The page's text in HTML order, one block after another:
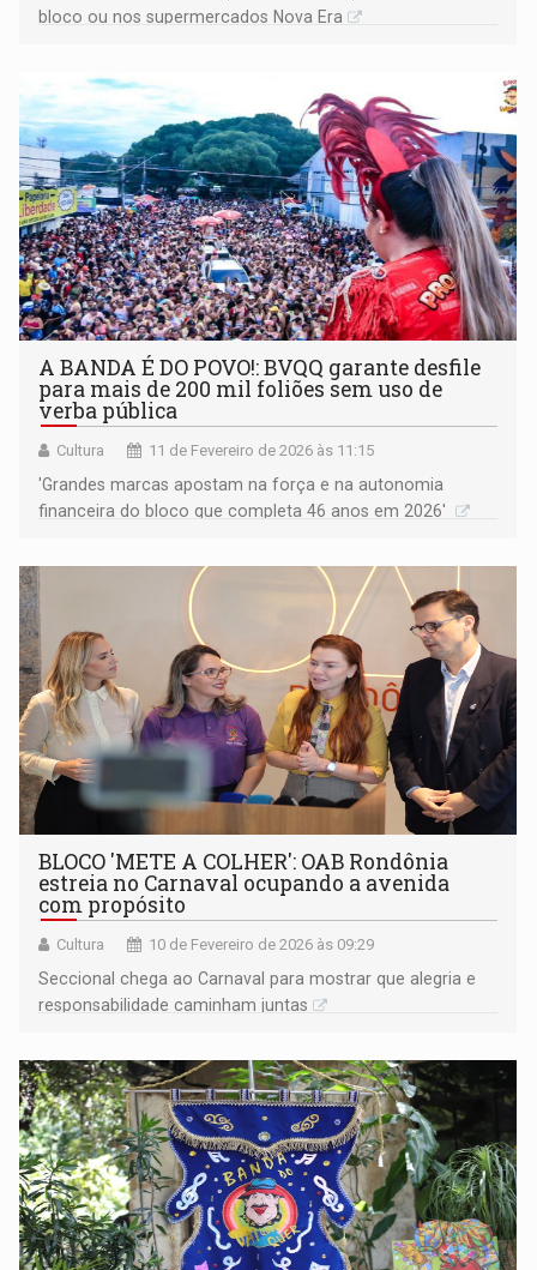
bloco ou nos supermercados Nova Era
A BANDA É DO POVO!: BVQQ garante desfile
para mais de 200 mil foliões sem uso de
verba pública
Cultura 11 de Fevereiro de 2026 às 11:15
'Grandes marcas apostam na força e na autonomia
financeira do bloco que completa 46 anos em 2026'
BLOCO 'METE A COLHER': OAB Rondônia
estreia no Carnaval ocupando a avenida
com propósito
Cultura 10 de Fevereiro de 2026 às 09:29
Seccional chega ao Carnaval para mostrar que alegria e
responsabilidade caminham juntas